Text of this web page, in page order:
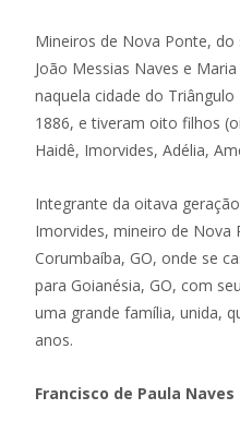
Mineiros de Nova Ponte,
João Messias Naves e
naquela cidade do
1886, e tiveram oito filhos
Haidê, Imorvides, Adélia,
Integrante da oitava
Imorvides, mineiro de Nova
Corumbaíba, GO, onde se
para Goianésia, GO, com
uma grande família, unida,
anos.
Francisco de Paula Naves